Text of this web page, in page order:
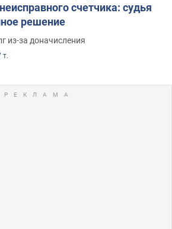
счетчика: судья
решение
из-за доначисления
т.